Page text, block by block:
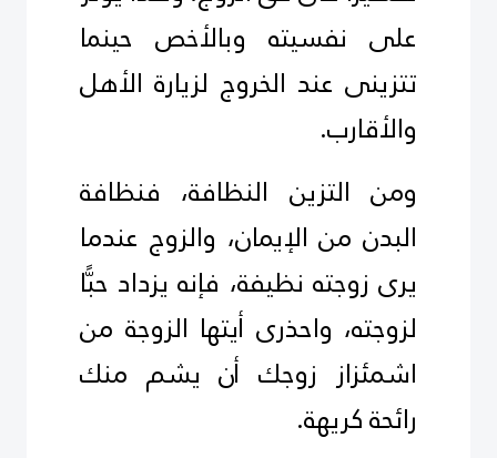
على نفسيته وبالأخص حينما
تتزينى عند الخروج لزيارة الأهل
والأقارب.
ومن التزين النظافة، فنظافة
البدن من الإيمان، والزوج عندما
يرى زوجته نظيفة، فإنه يزداد حبًّا
لزوجته، واحذرى أيتها الزوجة من
اشمئزاز زوجك أن يشم منك
رائحة كريهة.